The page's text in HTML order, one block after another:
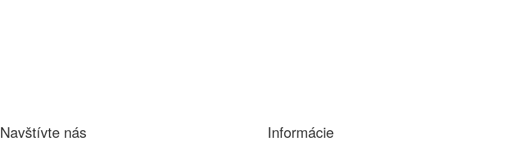
Navštívte nás Informácie